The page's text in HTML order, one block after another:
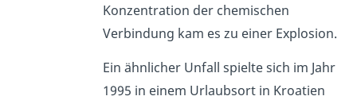
Konzentration der chemischen
Verbindung kam es zu einer Explosion.
Ein ähnlicher Unfall spielte sich im Jahr
1995 in einem Urlaubsort in Kroatien